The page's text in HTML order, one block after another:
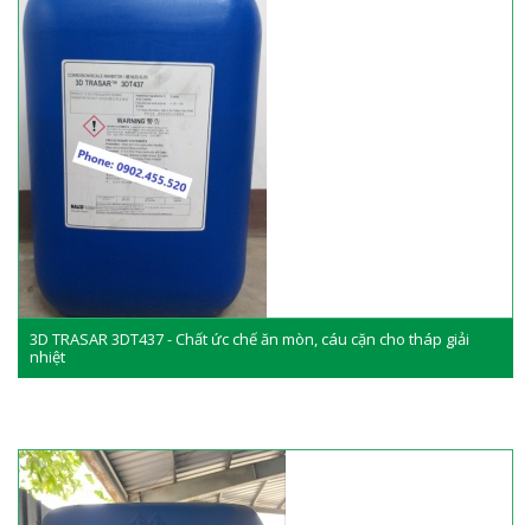
3D TRASAR 3DT437 - Chất ức chế ăn mòn, cáu cặn cho tháp giải
nhiệt